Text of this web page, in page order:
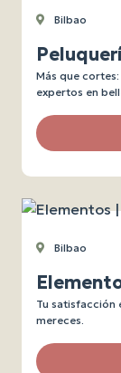
Bilbao
Más que
expertos en
Bilbao
Tu satisfacción
mereces.